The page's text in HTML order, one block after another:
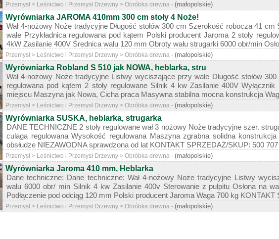
Przemysł > Leśnictwo i Przemysł Drzewny > Obróbka drewna - (małopolskie)
Wyrówniarka JAROMA 410mm 300 cm stoły 4 Noże!
Wał 4-nożowy Noże tradycyjne Długość stołów 300 cm Szerokość robocza 41
wale Przykładnica regulowana pod kątem Polski producent Jaroma 2 stoły
4kW Zasilanie 400V Średnica wału 120 mm Obroty wału strugarki 6000 obr/min
Przemysł > Leśnictwo i Przemysł Drzewny > Obróbka drewna - (małopolskie)
Wyrówniarka Robland S 510 jak NOWA, heblarka, stru
Wał 4-nożowy Noże tradycyjne Listwy wyciszające przy wale Długość stołów
regulowana pod kątem 2 stoły regulowane Silnik 4 kw Zasilanie 400V
miejscu Maszyna jak Nowa, Cicha praca Masywna stabilna mocna konstrukcja
Przemysł > Leśnictwo i Przemysł Drzewny > Obróbka drewna - (małopolskie)
Wyrówniarka SUSKA, heblarka, strugarka
DANE TECHNICZNE 2 stoły regulowane wał 3 nożowy Noże tradycyjne szer.
culaga regulowana Wysokość regulowana Maszyna zgrabna solidna
obsłudze NIEZAWODNA sprawdzona od lat KONTAKT SPRZEDAŻ/SKUP: 500
Przemysł > Leśnictwo i Przemysł Drzewny > Obróbka drewna - (małopolskie)
Wyrówniarka Jaroma 410 mm, Heblarka
Dane techniczne: Dane techniczne: Wał 4-nożowy Noże tradycyjne Listwy
wału 6000 obr/ min Silnik 4 kw Zasilanie 400v Sterowanie z pulpitu Osłona na
Podłączenie pod odciąg 120 mm Polski producent Jaroma Waga 700 kg KONTAKT
Przemysł > Leśnictwo i Przemysł Drzewny > Obróbka drewna - (małopolskie)